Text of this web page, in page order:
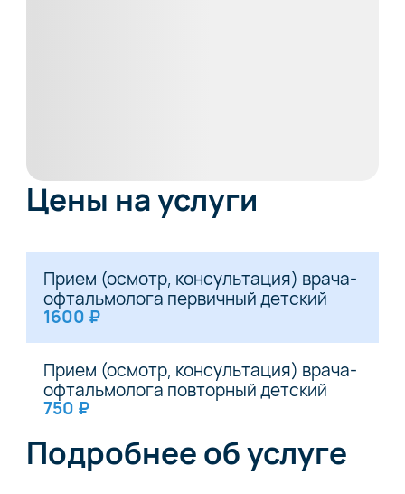
Цены на услуги
Прием (осмотр, консультация) врача-
офтальмолога первичный детский
1600 ₽
Прием (осмотр, консультация) врача-
офтальмолога повторный детский
750 ₽
Подробнее об услуге